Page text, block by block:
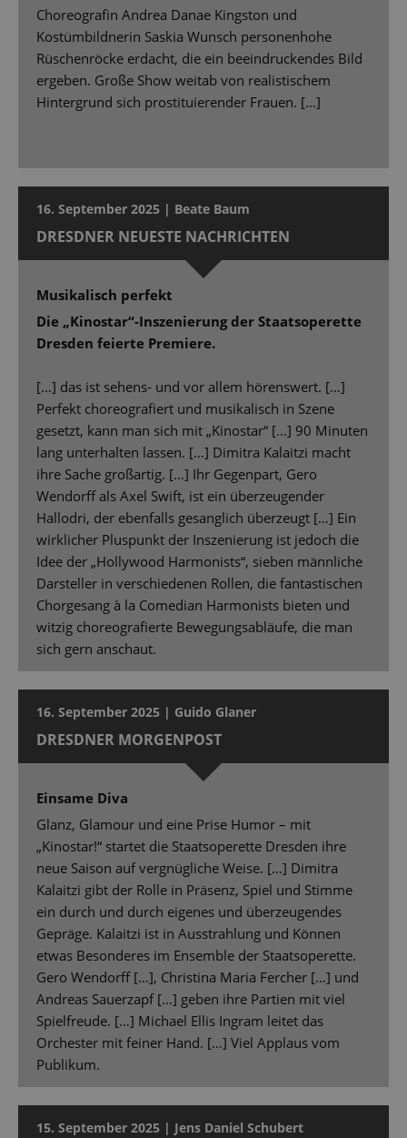
Choreografin Andrea Danae Kingston und
Kostümbildnerin Saskia Wunsch personenhohe
Rüschenröcke erdacht, die ein beeindruckendes Bild
ergeben. Große Show weitab von realistischem
Hintergrund sich prostituierender Frauen. […]
16. September 2025 | Beate Baum
DRESDNER NEUESTE NACHRICHTEN
Musikalisch perfekt
Die „Kinostar“-Inszenierung der Staatsoperette
Dresden feierte Premiere.
[…] das ist sehens- und vor allem hörenswert. […]
Perfekt choreografiert und musikalisch in Szene
gesetzt, kann man sich mit „Kinostar“ [...] 90 Minuten
lang unterhalten lassen. […] Dimitra Kalaitzi macht
ihre Sache großartig. […] Ihr Gegenpart, Gero
Wendorff als Axel Swift, ist ein überzeugender
Hallodri, der ebenfalls gesanglich überzeugt […] Ein
wirklicher Pluspunkt der Inszenierung ist jedoch die
Idee der „Hollywood Harmonists“, sieben männliche
Darsteller in verschiedenen Rollen, die fantastischen
Chorgesang à la Comedian Harmonists bieten und
witzig choreografierte Bewegungsabläufe, die man
sich gern anschaut.
16. September 2025 | Guido Glaner
DRESDNER MORGENPOST
Einsame Diva
Glanz, Glamour und eine Prise Humor – mit
„Kinostar!“ startet die Staatsoperette Dresden ihre
neue Saison auf vergnügliche Weise. […] Dimitra
Kalaitzi gibt der Rolle in Präsenz, Spiel und Stimme
ein durch und durch eigenes und überzeugendes
Gepräge. Kalaitzi ist in Ausstrahlung und Können
etwas Besonderes im Ensemble der Staatsoperette.
Gero Wendorff […], Christina Maria Fercher […] und
Andreas Sauerzapf […] geben ihre Partien mit viel
Spielfreude. […] Michael Ellis Ingram leitet das
Orchester mit feiner Hand. […] Viel Applaus vom
Publikum.
15. September 2025 | Jens Daniel Schubert